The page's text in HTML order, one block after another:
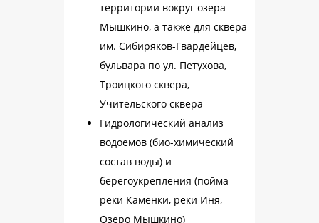
территории вокруг озера
Мышкино, а также для сквера
им. Сибиряков-Гвардейцев,
бульвара по ул. Петухова,
Троицкого сквера,
Учительского сквера
Гидрологический анализ
водоемов (био-химический
состав воды) и
берегоукрепления (пойма
реки Каменки, реки Иня,
Озеро Мышкино)